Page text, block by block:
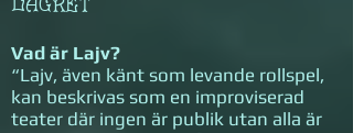
Vad är Lajv?
“Lajv, även känt som levande rollspel,
kan beskrivas som en improviserad
teater där ingen är publik utan alla är